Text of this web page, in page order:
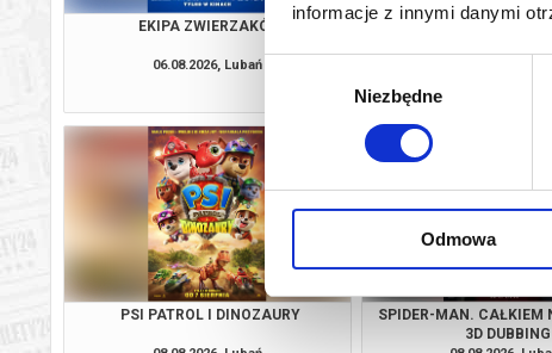
informacje z innymi danymi
Niezbędne
Odmowa
EKIPA ZWIERZAKÓW
06.08.2026, Lubań
VAIANA 2D
PSI PATROL I DINOZAURY
SPIDER-MAN. CAŁKIEM
3D DUBBING